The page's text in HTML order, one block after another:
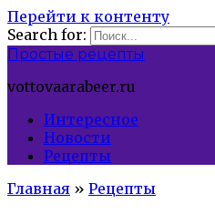
Перейти к контенту
Search for:
Простые рецепты
vottovaarabeer.ru
Интересное
Новости
Рецепты
Главная » Рецепты